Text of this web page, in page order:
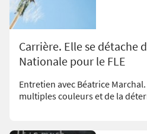
Carrière. Elle se détache
Nationale pour le FLE
Entretien avec Béatrice
multiples couleurs et de la